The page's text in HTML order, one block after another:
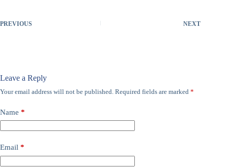
PREVIOUS NEXT
Leave a Reply
Your email address will not be published. Required fields are marked *
Name *
Email *